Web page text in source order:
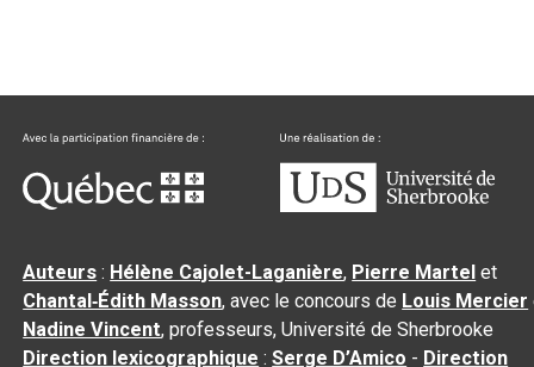
Auteurs : Hélène Cajolet-Laganière, Pierre Martel et
Chantal‑Édith Masson, avec le concours de Louis Mercier
Nadine Vincent, professeurs, Université de Sherbrooke
Direction lexicographique :Serge D’Amico - Direction